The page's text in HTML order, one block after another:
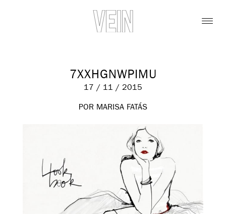
7XXHGNWPIMU
17 / 11 / 2015
POR MARISA FATÁS